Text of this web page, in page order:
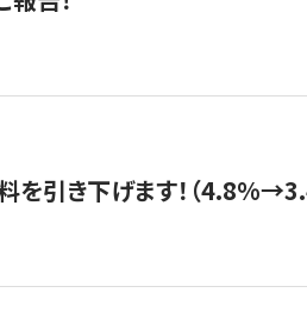
を引き下げます！（